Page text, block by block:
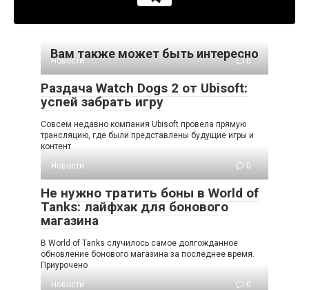
Вам также может быть интересно
Новости 0
Раздача Watch Dogs 2 от Ubisoft:
успей забрать игру
Совсем недавно компания Ubisoft провела прямую
трансляцию, где были представлены будущие игры и
контент
Новости
0
Не нужно тратить боны в World of
Tanks: лайфхак для бонового
магазина
В World of Tanks случилось самое долгожданное
обновление бонового магазина за последнее время.
Приурочено
Новости
0